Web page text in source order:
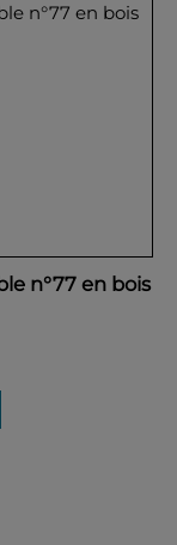
n°77 en bois